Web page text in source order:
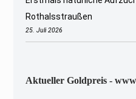
Rothalsstraußen
25. Juli 2026
Aktueller Goldpreis -